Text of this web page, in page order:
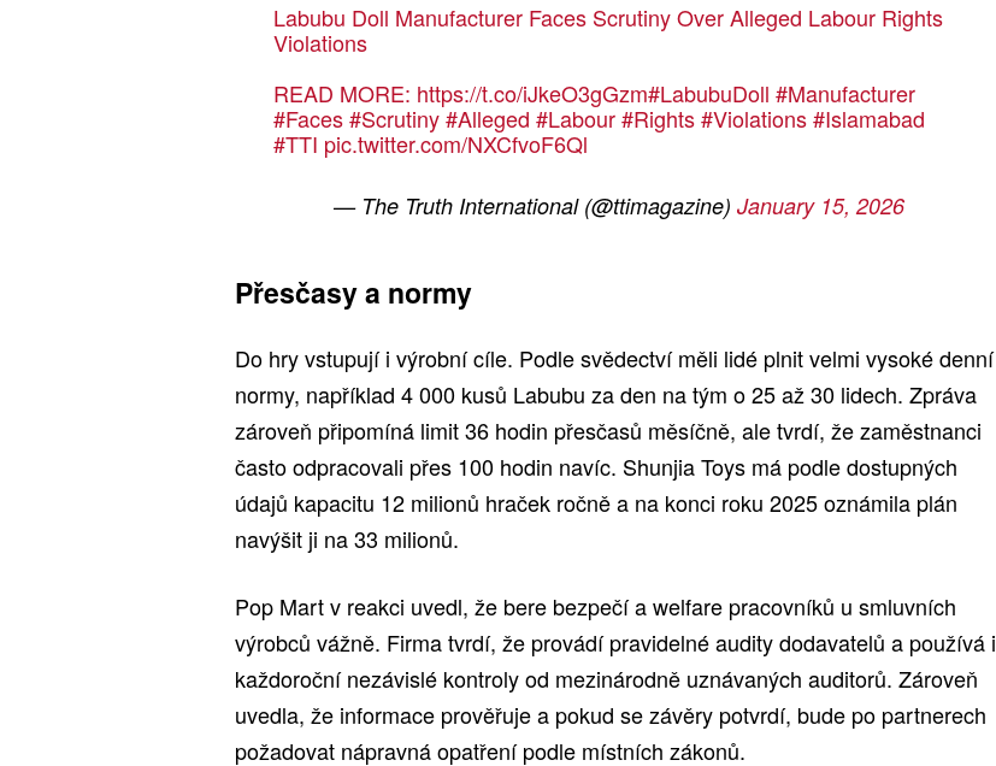
Labubu Doll Manufacturer Faces Scrutiny Over Alleged Labour Rights
Violations
READ MORE: https://t.co/iJkeO3gGzm#LabubuDoll #Manufacturer
#Faces#Scrutiny#Alleged #Labour#Rights#Violations#Islamabad
#TTI pic.twitter.com/NXCfvoF6Ql
— The Truth International (@ttimagazine) January 15, 2026
Přesčasy a normy
Do hry vstupují i výrobní cíle. Podle svědectví měli lidé plnit velmi vysoké denní
normy, například 4 000 kusů Labubu za den na tým o 25 až 30 lidech. Zpráva
zároveň připomíná limit 36 hodin přesčasů měsíčně, ale tvrdí, že zaměstnanci
často odpracovali přes 100 hodin navíc. Shunjia Toys má podle dostupných
údajů kapacitu 12 milionů hraček ročně a na konci roku 2025 oznámila plán
navýšit ji na 33 milionů.
Pop Mart v reakci uvedl, že bere bezpečí a welfare pracovníků u smluvních
výrobců vážně. Firma tvrdí, že provádí pravidelné audity dodavatelů a používá i
každoroční nezávislé kontroly od mezinárodně uznávaných auditorů. Zároveň
uvedla, že informace prověřuje a pokud se závěry potvrdí, bude po partnerech
požadovat nápravná opatření podle místních zákonů.